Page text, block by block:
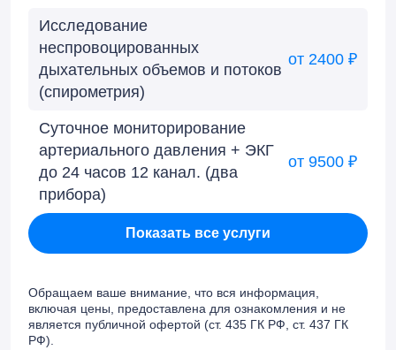
Исследование
неспровоцированных
дыхательных объемов и потоков
(спирометрия)
от 2400 ₽
Суточное мониторирование
артериального давления + ЭКГ
до 24 часов 12 канал. (два
прибора)
от 9500 ₽
Показать все услуги
Обращаем ваше внимание, что вся информация,
включая цены, предоставлена для ознакомления и не
является публичной офертой (ст. 435 ГК РФ, cт. 437 ГК
РФ).